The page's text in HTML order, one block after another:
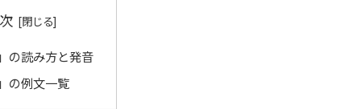
の読み方と発音
の例文一覧